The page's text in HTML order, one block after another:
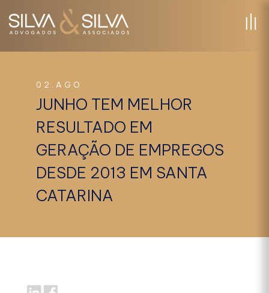
02.AGO
JUNHO TEM MELHOR
RESULTADO EM
GERAÇÃO DE EMPREGOS
DESDE 2013 EM SANTA
CATARINA